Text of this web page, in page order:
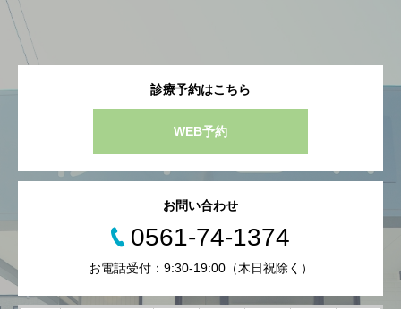
診療予約はこちら
WEB予約
お問い合わせ
0561-74-1374
お電話受付：9:30-19:00（木日祝除く）